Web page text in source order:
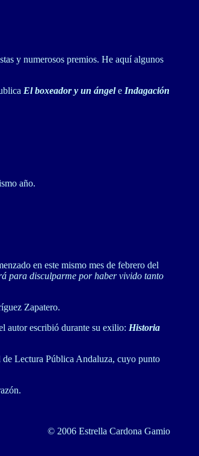
y numerosos premios. He aquí algunos
El boxeador y un ángele Indagación
año.
en este mismo mes de febrero del
para disculparme por haber vivido tanto
Zapatero.
autor escribió durante su exilio: Historia
de Lectura Pública Andaluza, cuyo punto
© 2006 Estrella Cardona Gamio